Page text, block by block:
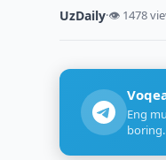
UzDaily·👁 1478
Eng
boring.